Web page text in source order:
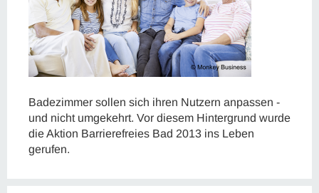
Badezimmer sollen sich ihren Nutzern anpassen -
und nicht umgekehrt. Vor diesem Hintergrund wurde
die Aktion Barrierefreies Bad 2013 ins Leben
gerufen.